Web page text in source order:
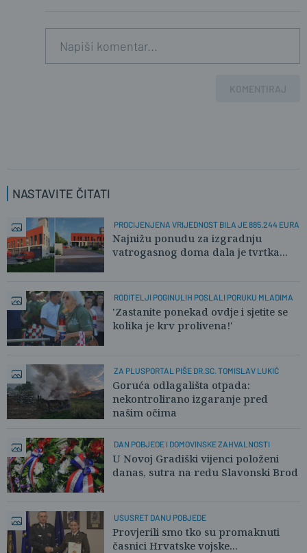
KOMENTIRAJ
NASTAVITE ČITATI
PROCIJENJENA VRIJEDNOST BILA JE 885.244 EURA
Najnižu ponudu za izgradnju
vatrogasnog doma dala je tvrtka...
RODITELJI POGINULIH POSLALI PORUKU MLADIMA
'Zastanite ponekad ovdje i sjetite se
kolika je krv prolivena!'
ZA PLUSPORTAL PIŠE DR.SC. TOMISLAV LUKIĆ
Goruća odlagališta otpada:
nekontrolirano izgaranje pred
našim očima
DAN POBJEDE I DOMOVINSKE ZAHVALNOSTI
U Novoj Gradiški vijenci položeni
danas, sutra na redu Slavonski Brod
USUSRET DANU POBJEDE
Provjerili smo tko su promaknuti
časnici Hrvatske vojske...